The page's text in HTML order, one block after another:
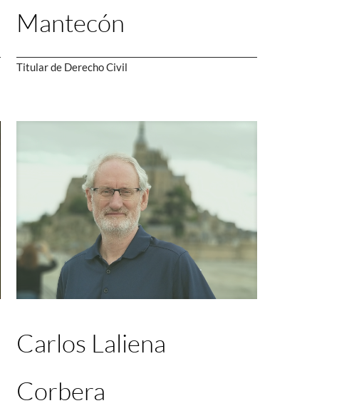
Mantecón
Titular de Derecho Civil
Carlos Laliena
Corbera